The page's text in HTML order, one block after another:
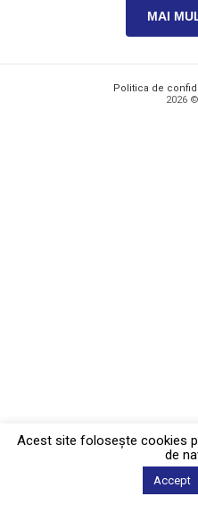
MAI
Politica de
2026
Acest site foloseşte cookies
de
Accept